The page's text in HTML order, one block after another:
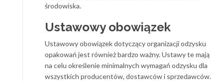
środowiska.
Ustawowy obowiązek
Ustawowy obowiązek dotyczący organizacji odzysku
opakowań jest również bardzo ważny. Ustawy te mają
na celu określenie minimalnych wymagań odzysku dla
wszystkich producentów, dostawców i sprzedawców.